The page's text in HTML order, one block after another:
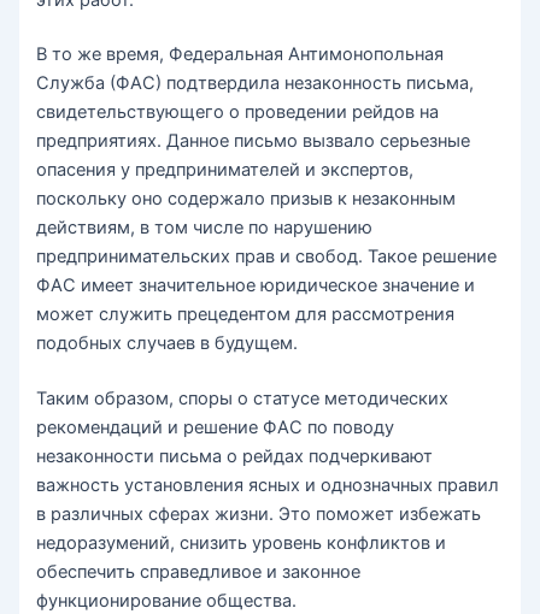
В то же время, Федеральная Антимонопольная
Служба (ФАС) подтвердила незаконность письма,
свидетельствующего о проведении рейдов на
предприятиях. Данное письмо вызвало серьезные
опасения у предпринимателей и экспертов,
поскольку оно содержало призыв к незаконным
действиям, в том числе по нарушению
предпринимательских прав и свобод. Такое решение
ФАС имеет значительное юридическое значение и
может служить прецедентом для рассмотрения
подобных случаев в будущем.
Таким образом, споры о статусе методических
рекомендаций и решение ФАС по поводу
незаконности письма о рейдах подчеркивают
важность установления ясных и однозначных правил
в различных сферах жизни. Это поможет избежать
недоразумений, снизить уровень конфликтов и
обеспечить справедливое и законное
функционирование общества.